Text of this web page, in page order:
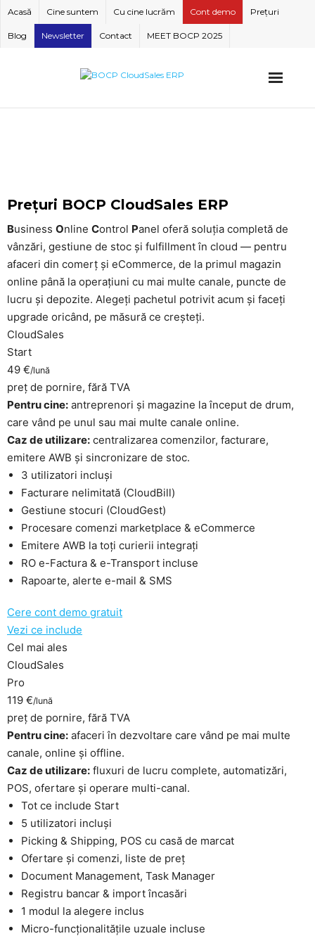
Skip
content
Acasă Cine suntem Cu cine lucrăm Cont demo Prețuri
Blog Newsletter Contact MEET BOCP 2025
Prețuri BOCP CloudSales ERP
Business Online Control Panel oferă soluția completă de
vânzări, gestiune de stoc și fulfillment în cloud — pentru
afaceri din comerț și eCommerce, de la primul magazin
online până la operațiuni cu mai multe canale, puncte de
lucru și depozite. Alegeți pachetul potrivit acum și faceți
upgrade oricând, pe măsură ce creșteți.
CloudSales
Start
49 €/lună
preț de pornire, fără TVA
Pentru cine: antreprenori și magazine la început de drum,
care vând pe unul sau mai multe canale online.
Caz de utilizare: centralizarea comenzilor, facturare,
emitere AWB și sincronizare de stoc.
3 utilizatori incluși
Facturare nelimitată (CloudBill)
Gestiune stocuri (CloudGest)
Procesare comenzi marketplace & eCommerce
Emitere AWB la toți curierii integrați
RO e-Factura & e-Transport incluse
Rapoarte, alerte e-mail & SMS
Cere cont demo gratuit
Vezi ce include
Cel mai ales
CloudSales
Pro
119 €/lună
preț de pornire, fără TVA
Pentru cine: afaceri în dezvoltare care vând pe mai multe
canale, online și offline.
Caz de utilizare: fluxuri de lucru complete, automatizări,
POS, ofertare și operare multi-canal.
Tot ce include Start
5 utilizatori incluși
Picking & Shipping, POS cu casă de marcat
Ofertare și comenzi, liste de preț
Document Management, Task Manager
Registru bancar & import încasări
1 modul la alegere inclus
Micro-funcționalitățile uzuale incluse